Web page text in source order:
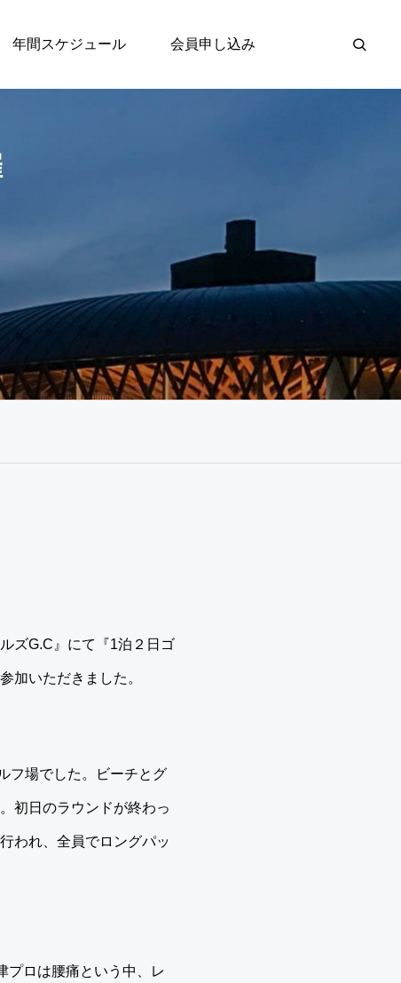
年間スケジュール 会員申し込み
ト』（千葉開催）
ズG.C』にて『1泊２日ゴ
加いただきました。
フ場でした。ビーチとグ
初日のラウンドが終わっ
われ、全員でロングパッ
プロは腰痛という中、レ